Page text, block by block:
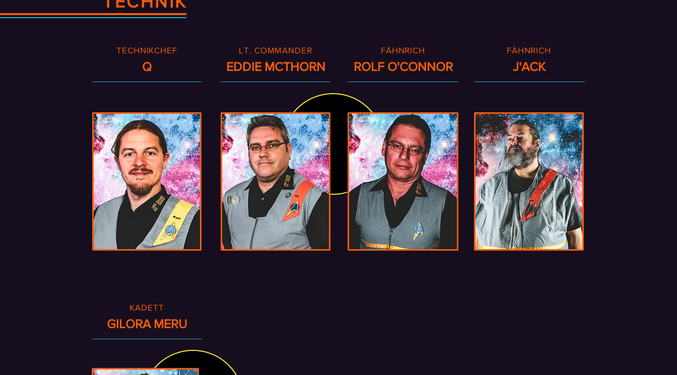
TECHNIKCHEF
Q
LT. COMMANDER
EDDIE MCTHORN
FÄHNRICH
ROLF O'CONNOR
FÄHNRICH
J'ACK
KADETT
GILORA MERU